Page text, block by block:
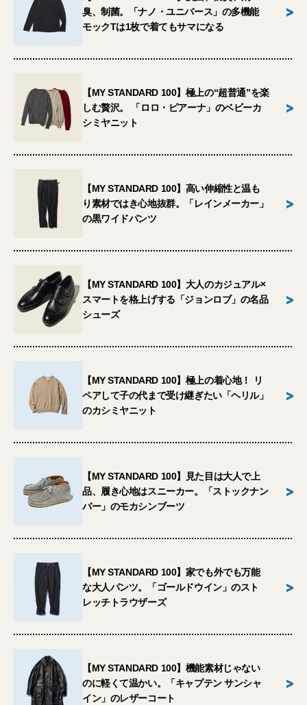
臭、制菌。「ナノ・ユニバース」の多機能
モックTは1枚で着てもサマになる
>
【MY STANDARD 100】極上の“超普通”を楽
しむ贅沢。 「ロロ・ピアーナ」のベビーカ
シミヤニット
>
【MY STANDARD 100】高い伸縮性と温も
り素材ではき心地抜群。「レインメーカー」
の黒ワイドパンツ
>
【MY STANDARD 100】大人のカジュアル×
スマートを格上げする「ジョンロブ」の名品
シューズ
>
【MY STANDARD 100】極上の着心地！ リ
ペアして子の代まで受け継ぎたい「ヘリル」
のカシミヤニット
>
【MY STANDARD 100】見た目は大人で上
品、履き心地はスニーカー。「ストックナン
バー」のモカシンブーツ
>
【MY STANDARD 100】家でも外でも万能
な大人パンツ。「ゴールドウイン」のスト
レッチトラウザーズ
>
【MY STANDARD 100】機能素材じゃない
のに軽くて温かい。「キャプテン サンシャ
イン」のレザーコート
>